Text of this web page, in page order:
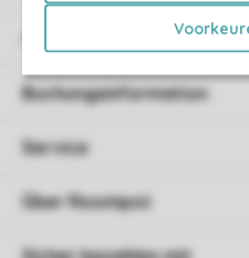
Buchungsinformation
Service
Über Roompot